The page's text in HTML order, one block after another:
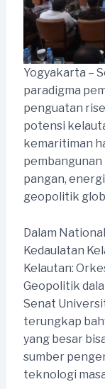
Yogyakarta –
paradigma
penguatan
potensi
kemaritiman
pangan,
geopolitik
Dalam
Kedaulatan
Kelautan:
Geopolitik
Senat
terungkap
yang besar
sumber
teknologi